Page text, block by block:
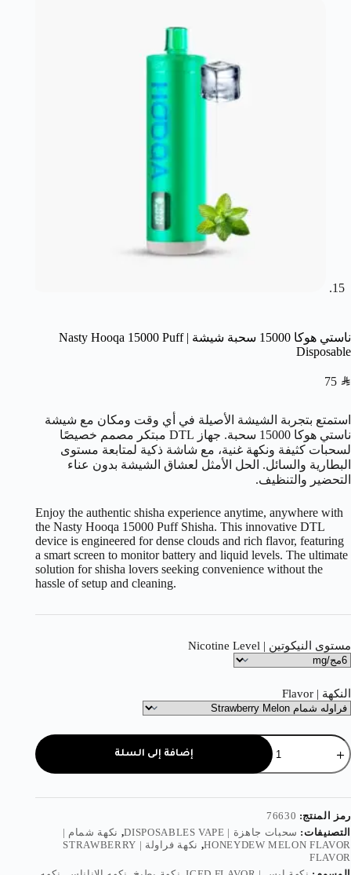
ناستي هوكا 15000 سحبة شيشة | Nasty Hooqa 15000 Puff
Disposable
75 SAR
استمتع بتجربة الشيشة الأصيلة في أي وقت ومكان مع شيشة
ناستي هوكا 15000 سحبة. جهاز DTL مبتكر مصمم خصيصًا
لسحبات كثيفة ونكهة غنية، مع شاشة ذكية لمتابعة مستوى
البطارية والسائل. الحل الأمثل لعشاق الشيشة بدون عناء
التحضير والتنظيف.
Enjoy the authentic shisha experience anytime, anywhere with
the Nasty Hooqa 15000 Puff Shisha. This innovative DTL
device is engineered for dense clouds and rich flavor, featuring
a smart screen to monitor battery and liquid levels. The ultimate
solution for shisha lovers seeking convenience without the
hassle of setup and cleaning.
مستوى النيكوتين | Nicotine Level
النكهة | Flavor
إضافة إلى السلة
رمز المنتج: 76630
التصنيفات: سحبات جاهزة | DISPOSABLES VAPE , نكهة شمام |
HONEYDEW MELON FLAVOR
,
نكهة فراولة | STRAWBERRY
FLAVOR